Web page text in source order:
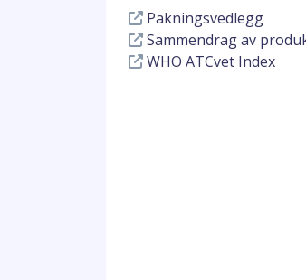
Pakningsvedlegg
Sammendrag av
WHO ATCvet Index